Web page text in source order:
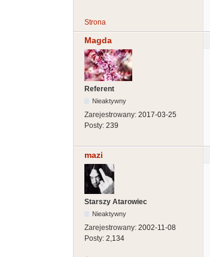
Strona
Magda
Referent
Nieaktywny
Zarejestrowany: 2017-03-25
Posty: 239
mazi
Starszy Atarowiec
Nieaktywny
Zarejestrowany: 2002-11-08
Posty: 2,134